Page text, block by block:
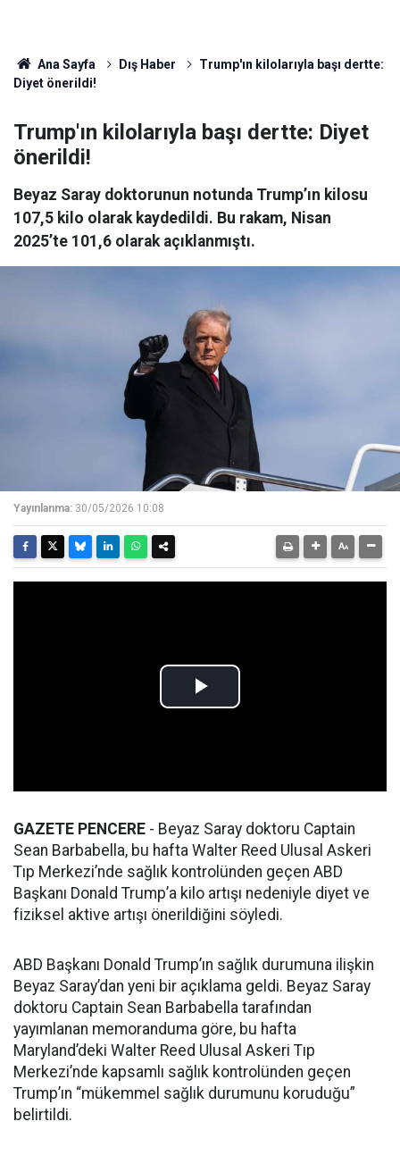
Ana Sayfa Dış Haber
Trump'ın kilolarıyla başı dertte:
Diyet önerildi!
Trump'ın kilolarıyla başı dertte: Diyet
önerildi!
Beyaz Saray doktorunun notunda Trump’ın kilosu
107,5 kilo olarak kaydedildi. Bu rakam, Nisan
2025’te 101,6 olarak açıklanmıştı.
Yayınlanma: 30/05/2026 10:08
GAZETE PENCERE - Beyaz Saray doktoru Captain
Sean Barbabella, bu hafta Walter Reed Ulusal Askeri
Tıp Merkezi’nde sağlık kontrolünden geçen ABD
Başkanı Donald Trump’a kilo artışı nedeniyle diyet ve
fiziksel aktive artışı önerildiğini söyledi.
ABD Başkanı Donald Trump’ın sağlık durumuna ilişkin
Beyaz Saray’dan yeni bir açıklama geldi. Beyaz Saray
doktoru Captain Sean Barbabella tarafından
yayımlanan memoranduma göre, bu hafta
Maryland’deki Walter Reed Ulusal Askeri Tıp
Merkezi’nde kapsamlı sağlık kontrolünden geçen
Trump’ın “mükemmel sağlık durumunu koruduğu”
belirtildi.